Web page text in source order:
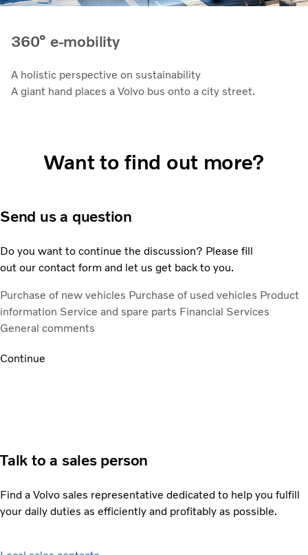
360° e-mobility
A holistic perspective on sustainability
A giant hand places a Volvo bus onto a city street.
Want to find out more?
Send us a question
Do you want to continue the discussion? Please fill
out our contact form and let us get back to you.
Purchase of new vehicles Purchase of used vehicles Product
information Service and spare parts Financial Services
General comments
Continue
Talk to a sales person
Find a Volvo sales representative dedicated to help you fulfill
your daily duties as efficiently and profitably as possible.